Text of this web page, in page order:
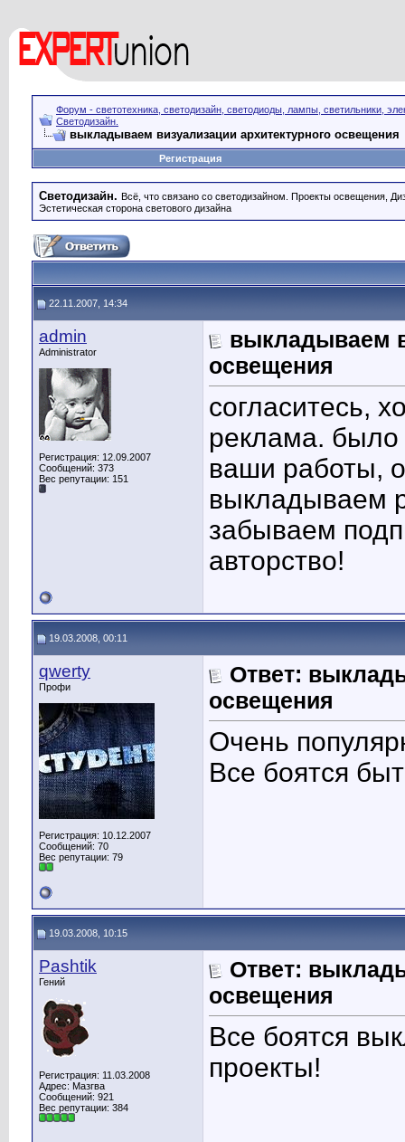
Форум - светотехника, светодизайн, светодиоды, лампы, светильники,
Светодизайн.
выкладываем визуализации архитектурного освещения
Регистрация
Светодизайн. Всё, что связано со светодизайном. Проекты освещения,
Эстетическая сторона светового дизайна
22.11.2007, 14:34
admin
Administrator
Регистрация: 12.09.2007
Сообщений: 373
Вес репутации: 151
выкладываем
освещения
согласитесь,
реклама. было
ваши работы,
выкладываем
забываем
авторство!
19.03.2008, 00:11
qwerty
Профи
Регистрация: 10.12.2007
Сообщений: 70
Вес репутации: 79
Ответ:
освещения
Очень
Все боятся
19.03.2008, 10:15
Pashtik
Гений
Регистрация: 11.03.2008
Адрес: Мазгва
Сообщений: 921
Вес репутации: 384
Ответ:
освещения
Все боятся
проекты!